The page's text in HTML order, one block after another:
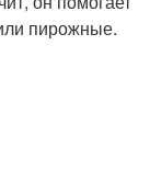
пирожные.